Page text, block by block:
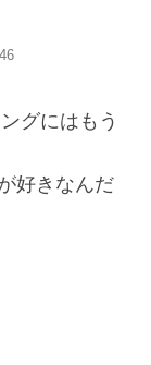
グにはもう
好きなんだ